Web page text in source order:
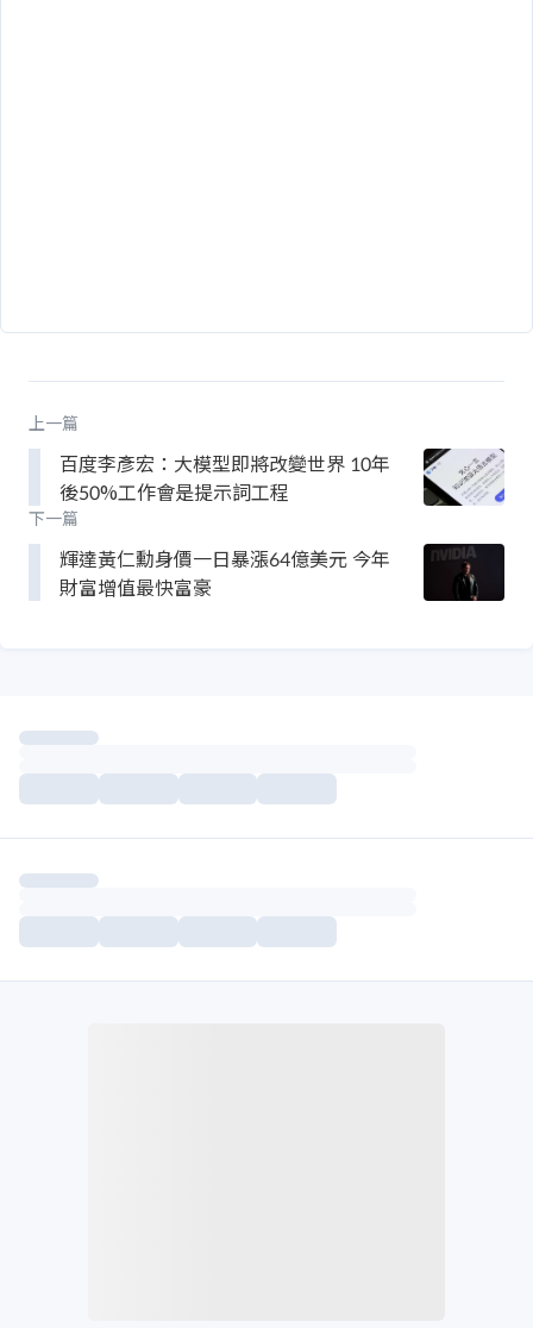
上一篇
百度李彥宏：大模型即將改變世界 10年
後50%工作會是提示詞工程
下一篇
輝達黃仁勳身價一日暴漲64億美元 今年
財富增值最快富豪